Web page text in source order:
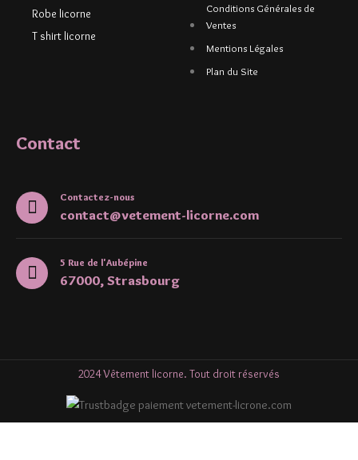
Robe licorne
T shirt licorne
Conditions Générales de
Ventes
Mentions Légales
Plan du Site
Contact
Contactez-nous
contact@vetement-licorne.com
5 Rue de l'Aubépine
67000, Strasbourg
2024 Vêtement licorne. Tout droit réservés